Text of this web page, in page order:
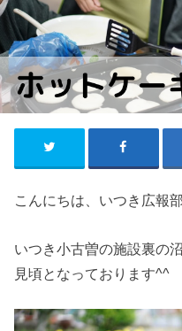
こんにちは、いつき広報部
いつき小古曽の施設裏の
見頃となっております^^